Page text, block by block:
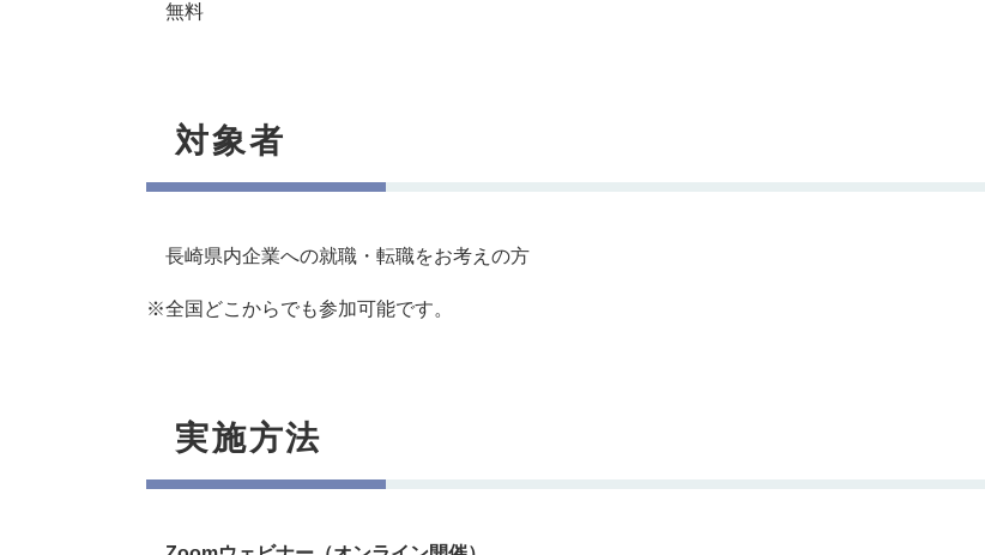
​ 無料
対象者
長崎県内企業への就職・転職をお考えの方
※全国どこからでも参加可能です。
実施方法